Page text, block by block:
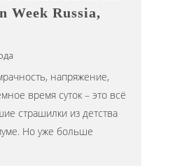
Week Russia,
напряжение,
время суток – это всё
страшилки из детства
Но уже больше